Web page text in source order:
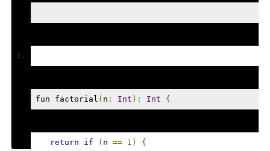
fun factorial ( n : Int ): Int {
return if ( n == 1 ) {